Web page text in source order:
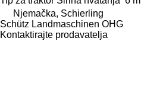
Njemačka, Schierling
Schütz Landmaschinen OHG
Kontaktirajte prodavatelja